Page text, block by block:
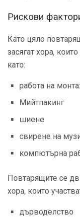
Рискови
Като цяло
засягат хора,
като:
работа на
Мийтпакинг
шиене
свирене на
компютърна
Повтарящите се
хора, които
дърводелство